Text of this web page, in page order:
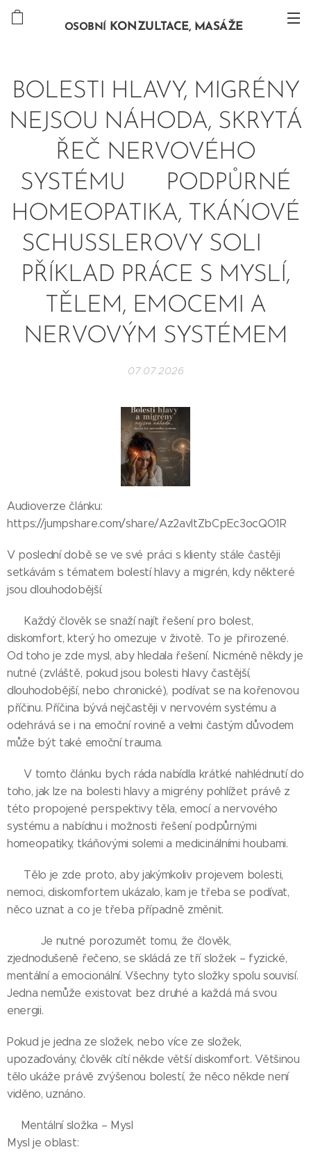
OSOBNÍ KONZULTACE, MASÁŽE
BOLESTI HLAVY, MIGRÉNY
NEJSOU NÁHODA, SKRYTÁ
ŘEČ NERVOVÉHO
SYSTÉMU 🌺 PODPŮRNÉ
HOMEOPATIKA, TKÁŃOVÉ
SCHUSSLEROVY SOLI🌺
PŘÍKLAD PRÁCE S MYSLÍ,
TĚLEM, EMOCEMI A
NERVOVÝM SYSTÉMEM
07.07.2026
Audioverze článku:
https://jumpshare.com/share/Az2avltZbCpEc3ocQO1R
V poslední době se ve své práci s klienty stále častěji
setkávám s tématem bolestí hlavy a migrén, kdy některé
jsou dlouhodobější.
👉 Každý člověk se snaží najít řešení pro bolest,
diskomfort, který ho omezuje v životě. To je přirozené.
Od toho je zde mysl, aby hledala řešení. Nicméně někdy je
nutné (zvláště, pokud jsou bolesti hlavy častější,
dlouhodobější, nebo chronické), podívat se na kořenovou
příčinu. Příčina bývá nejčastěji v nervovém systému a
odehrává se i na emoční rovině a velmi častým důvodem
může být také emoční trauma.
👉 V tomto článku bych ráda nabídla krátké nahlédnutí do
toho, jak lze na bolesti hlavy a migrény pohlížet právě z
této propojené perspektivy těla, emocí a nervového
systému a nabídnu i možnosti řešení podpůrnými
homeopatiky, tkáňovými solemi a medicinálními houbami.
👉 Tělo je zde proto, aby jakýmkoliv projevem bolesti,
nemoci, diskomfortem ukázalo, kam je třeba se podívat,
něco uznat a co je třeba případně změnit.
👉 👉 Je nutné porozumět tomu, že člověk,
zjednodušeně řečeno, se skládá ze tří složek – fyzické,
mentální a emocionální. Všechny tyto složky spolu souvisí.
Jedna nemůže existovat bez druhé a každá má svou
energii.
Pokud je jedna ze složek, nebo více ze složek,
upozaďovány, člověk cítí někde větší diskomfort. Většinou
tělo ukáže právě zvýšenou bolestí, že něco někde není
viděno, uznáno.
🌺Mentální složka – Mysl
Mysl je oblast: